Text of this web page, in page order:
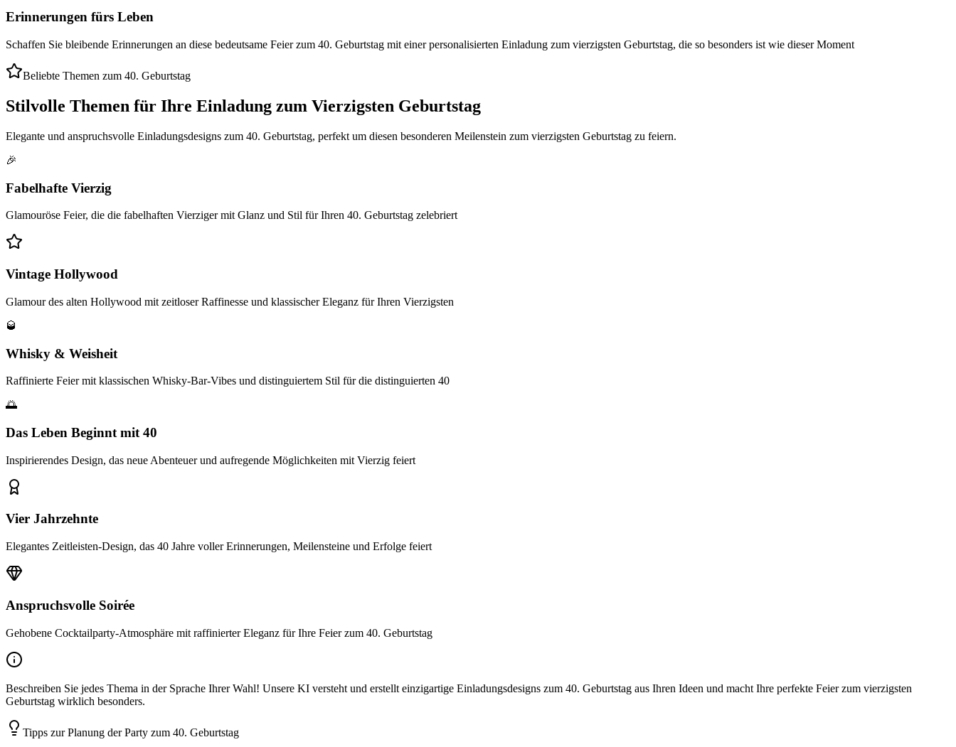
Erinnerungen fürs Leben
Schaffen Sie bleibende Erinnerungen an diese bedeutsame Feier zum 40. Geburtstag mit einer personalisierten Einladung zum vierzigsten Geburtstag, die so besonders ist wie dieser Moment
Beliebte Themen zum 40. Geburtstag
Stilvolle Themen für Ihre Einladung zum Vierzigsten Geburtstag
Elegante und anspruchsvolle Einladungsdesigns zum 40. Geburtstag, perfekt um diesen besonderen Meilenstein zum vierzigsten Geburtstag zu feiern.
🎉
Fabelhafte Vierzig
Glamouröse Feier, die die fabelhaften Vierziger mit Glanz und Stil für Ihren 40. Geburtstag zelebriert
Vintage Hollywood
Glamour des alten Hollywood mit zeitloser Raffinesse und klassischer Eleganz für Ihren Vierzigsten
🥃
Whisky & Weisheit
Raffinierte Feier mit klassischen Whisky-Bar-Vibes und distinguiertem Stil für die distinguierten 40
🌅
Das Leben Beginnt mit 40
Inspirierendes Design, das neue Abenteuer und aufregende Möglichkeiten mit Vierzig feiert
Vier Jahrzehnte
Elegantes Zeitleisten-Design, das 40 Jahre voller Erinnerungen, Meilensteine und Erfolge feiert
Anspruchsvolle Soirée
Gehobene Cocktailparty-Atmosphäre mit raffinierter Eleganz für Ihre Feier zum 40. Geburtstag
Beschreiben Sie jedes Thema in der Sprache Ihrer Wahl! Unsere KI versteht und erstellt einzigartige Einladungsdesigns zum 40. Geburtstag aus Ihren Ideen und macht Ihre perfekte Feier zum vierzigsten
Geburtstag wirklich besonders.
Tipps zur Planung der Party zum 40. Geburtstag